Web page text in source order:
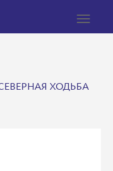
Toggle
ХОДЬБА